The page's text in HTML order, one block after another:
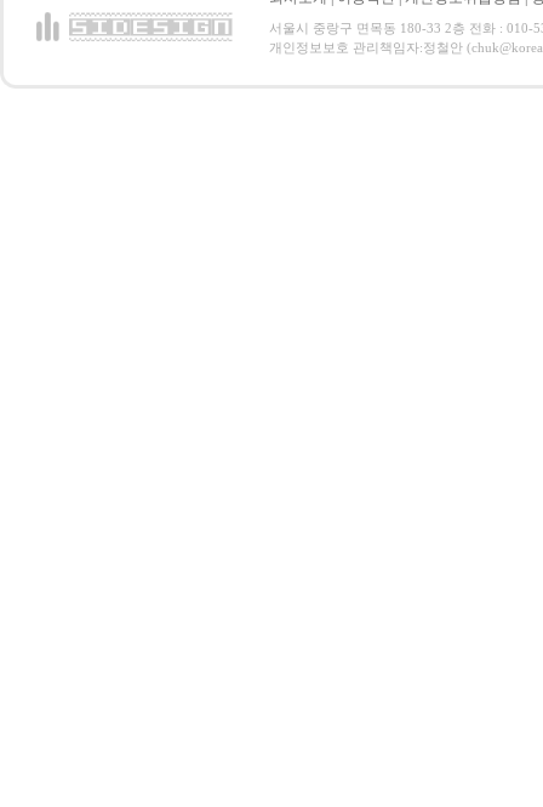
서울시 중랑구 면목동 180-33 2층 전화 : 010-
개인정보보호 관리책임자:정철안